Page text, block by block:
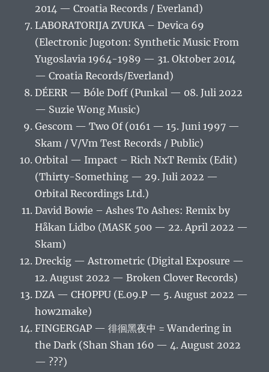
2014 — Croatia Records / Everland)
LABORATORIJA ZVUKA – Devica 69
(Electronic Jugoton: Synthetic Music From
Yugoslavia 1964-1989 — 31. Oktober 2014
— Croatia Records/Everland)
DÉERR — Bóle Doff (Punkal — 08. Juli 2022
— Suzie Wong Music)
Gescom — Two Of (0161 — 15. Juni 1997 —
Skam / V/Vm Test Records / Public)
Orbital — Impact – Rich NxT Remix (Edit)
(Thirty-Something — 29. Juli 2022 —
Orbital Recordings Ltd.)
David Bowie – Ashes To Ashes: Remix by
Håkan Lidbo (MASK 500 — 22. April 2022 —
Skam)
Dreckig — Astrometric (Digital Exposure —
12. August 2022 — Broken Clover Records)
DZA — CHOPPU (E.09.P — 5. August 2022 —
how2make)
FINGERGAP — 徘徊黑夜中 = Wandering in
the Dark (Shan Shan 160 — 4. August 2022
— ???)